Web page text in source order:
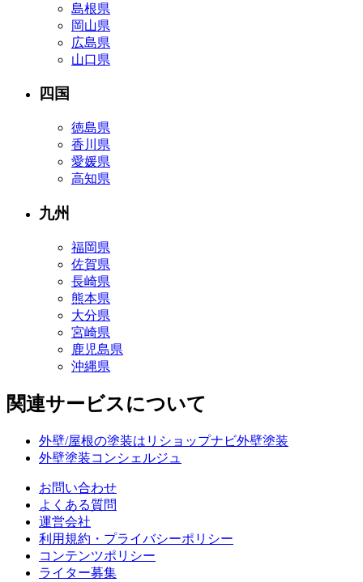
島根県
岡山県
広島県
山口県
四国
徳島県
香川県
愛媛県
高知県
九州
福岡県
佐賀県
長崎県
熊本県
大分県
宮崎県
鹿児島県
沖縄県
関連サービスについて
外壁/屋根の塗装はリショップナビ外壁塗装
外壁塗装コンシェルジュ
お問い合わせ
よくある質問
運営会社
利用規約・プライバシーポリシー
コンテンツポリシー
ライター募集